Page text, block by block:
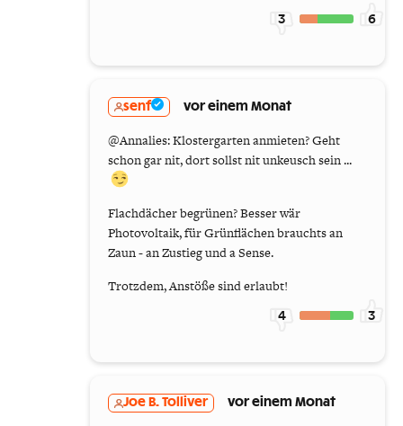
3 6
senf vor einem Monat
@Annalies: Klostergarten anmieten? Geht
schon gar nit, dort sollst nit unkeusch sein ...
Flachdächer begrünen? Besser wär
Photovoltaik, für Grünflächen brauchts an
Zaun - an Zustieg und a Sense.
Trotzdem, Anstöße sind erlaubt!
4 3
Joe B. Tolliver vor einem Monat